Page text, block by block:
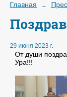
Главная →
29 июня 2023 г.
От души
Ура!!!